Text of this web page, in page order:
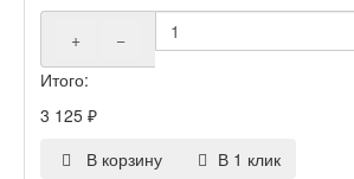
+
−
Итого:
3 125 ₽
В корзину
В 1 клик